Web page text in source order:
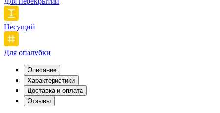
Несущий
Для опалубки
Описание
Характеристики
Доставка и оплата
Отзывы